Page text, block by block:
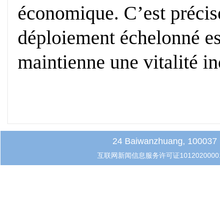
économique. C’est
déploiement échelonné
maintienne une vitalité
24 Baiwanzhuang,
互联网新闻信息服务许可证